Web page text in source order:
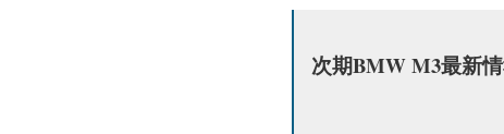
次期BMW M3最新